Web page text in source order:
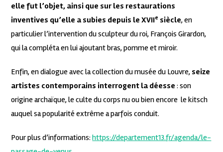
elle fut l’objet, ainsi que sur les restaurations
inventives qu’elle a subies depuis le XVIIe siècle, en
particulier l’intervention du sculpteur du roi, François Girardon,
qui la compléta en lui ajoutant bras, pomme et miroir.
Enfin, en dialogue avec la collection du musée du Louvre, seize
artistes contemporains interrogent la déesse : son
origine archaïque, le culte du corps nu ou bien encore le kitsch
auquel sa popularité extrême a parfois conduit.
Pour plus d’informations:https://departement13.fr/agenda/le-